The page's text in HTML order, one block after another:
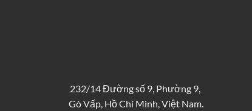
232/14 Đường số 9, Phường 9,
Gò Vấp, Hồ Chí Minh, Việt Nam.